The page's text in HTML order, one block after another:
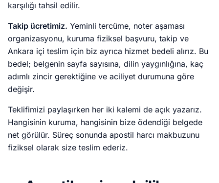
karşılığı tahsil edilir.
Takip ücretimiz. Yeminli tercüme, noter aşaması
organizasyonu, kuruma fiziksel başvuru, takip ve
Ankara içi teslim için biz ayrıca hizmet bedeli alırız. Bu
bedel; belgenin sayfa sayısına, dilin yaygınlığına, kaç
adımlı zincir gerektiğine ve aciliyet durumuna göre
değişir.
Teklifimizi paylaşırken her iki kalemi de açık yazarız.
Hangisinin kuruma, hangisinin bize ödendiği belgede
net görülür. Süreç sonunda apostil harcı makbuzunu
fiziksel olarak size teslim ederiz.